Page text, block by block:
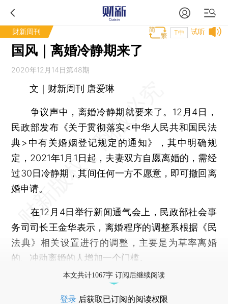
财新周刊 试听
T中
国风｜离婚冷静期来了
2020年12月14日第48期
文｜财新周刊 唐爱琳
争议声中，离婚冷静期就要来了。12月4日，
民政部发布《关于贯彻落实<中华人民共和国民法
典>中有关婚姻登记规定的通知》，其中明确规
定，2021年1月1日起，夫妻双方自愿离婚的，需经
过30日冷静期，其间任何一方不愿意，即可撤回离
婚申请。
在12月4日举行新闻通气会上，民政部社会事
务司司长王金华表示，离婚程序的调整系根据《民
法典》相关设置进行的调整，主要是为草率离婚
的、冲动离婚的人增加一个门槛。
本文共计1067字 订阅后继续阅读
登录 后获取已订阅的阅读权限